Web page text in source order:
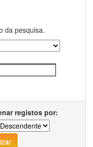
da pesquisa.
registos por: